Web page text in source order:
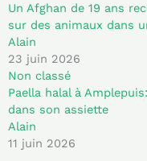
Un Afghan de 19 ans
sur des animaux dans
Alain
23 juin 2026
Non classé
Paella halal à
dans son assiette
Alain
11 juin 2026